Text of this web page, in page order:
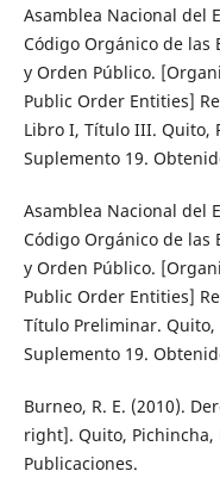
Asamblea Nacional del
Código Orgánico de las
y Orden Público.
Public Order Entities]
Libro I, Título III. Quito,
Suplemento 19.
Asamblea Nacional del
Código Orgánico de las
y Orden Público.
Public Order Entities]
Título Preliminar. Quito,
Suplemento 19.
Burneo, R. E. (2010).
right]. Quito, Pichincha,
Publicaciones.